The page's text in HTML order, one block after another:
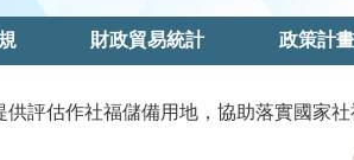
財政貿易統計 政策計畫
評估作社福儲備用地，協助落實國家